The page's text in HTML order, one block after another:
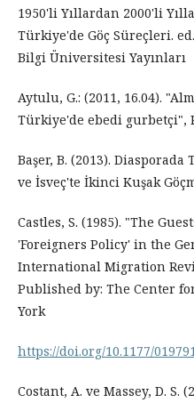
1950'li Yıllardan 2000'li
Türkiye'de Göç Süreçleri.
Bilgi Üniversitesi Yayınları
Aytulu, G.: (2011, 16.04).
Türkiye'de ebedi gurbetçi",
Başer, B. (2013).
ve İsveç'te İkinci Kuşak
Castles, S. (1985). "The
'Foreigners Policy' in the
International Migration
Published by: The Center
York
https://doi.org/10.1177/
Costant, A. ve Massey, D. S.